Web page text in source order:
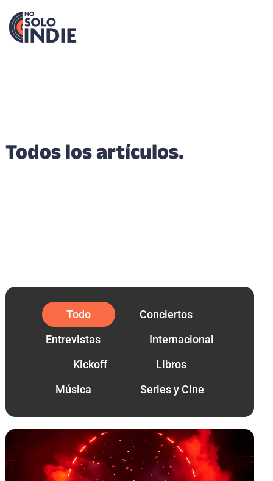
Todos los artículos.
Conciertos
Entrevistas
Internacional
Kickoff
Libros
Música
Series y Cine
Todo